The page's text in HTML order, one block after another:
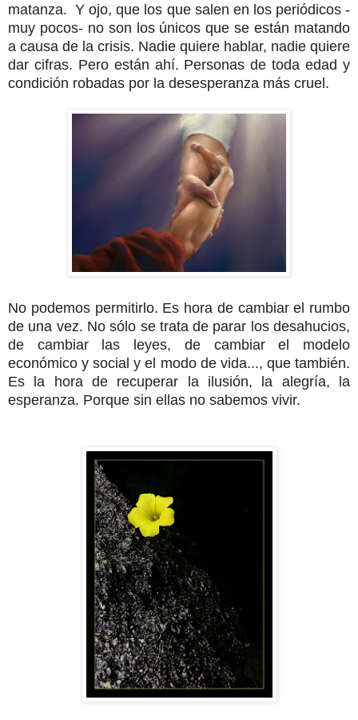
matanza. Y ojo, que los que salen en los periódicos -
muy pocos- no son los únicos que se están matando
a causa de la crisis. Nadie quiere hablar, nadie quiere
dar cifras. Pero están ahí. Personas de toda edad y
condición robadas por la desesperanza más cruel.
No podemos permitirlo. Es hora de cambiar el rumbo
de una vez. No sólo se trata de parar los desahucios,
de cambiar las leyes, de cambiar el modelo
económico y social y el modo de vida..., que también.
Es la hora de recuperar la ilusión, la alegría, la
esperanza. Porque sin ellas no sabemos vivir.